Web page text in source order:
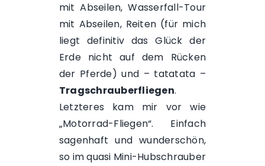
mit Abseilen, Wasserfall-Tour
mit Abseilen, Reiten (für mich
liegt definitiv das Glück der
Erde nicht auf dem Rücken
der Pferde) und – tatatata –
Tragschrauberfliegen.
Letzteres kam mir vor wie
„Motorrad-Fliegen“. Einfach
sagenhaft und wunderschön,
so im quasi Mini-Hubschrauber